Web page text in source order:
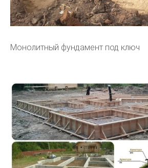
Монолитный фундамент под ключ